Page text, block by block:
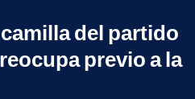
del partido
previo a la